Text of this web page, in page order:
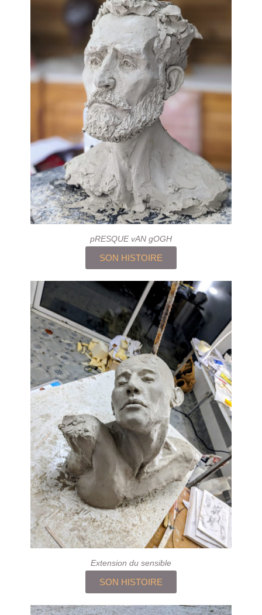
pRESQUE vAN gOGH
SON HISTOIRE
Extension du sensible
SON HISTOIRE